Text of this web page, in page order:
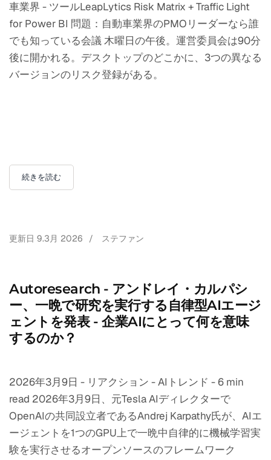
車業界 - ツールLeapLytics Risk Matrix + Traffic Light
for Power BI 問題：自動車業界のPMOリーダーなら誰
でも知っている会議 木曜日の午後。運営委員会は90分
後に開かれる。デスクトップのどこかに、3つの異なる
バージョンのリスク登録がある。
続きを読む
更新日 9.3月 2026 / ステファン
Autoresearch - アンドレイ・カルパシ
ー、一晩で研究を実行する自律型AIエージ
ェントを発表 - 企業AIにとって何を意味
するのか？
2026年3月9日 - リアクション - AIトレンド - 6 min
read 2026年3月9日、元Tesla AIディレクターで
OpenAIの共同設立者であるAndrej Karpathy氏が、AIエ
ージェントを1つのGPU上で一晩中自律的に機械学習実
験を実行させるオープンソースのフレームワーク